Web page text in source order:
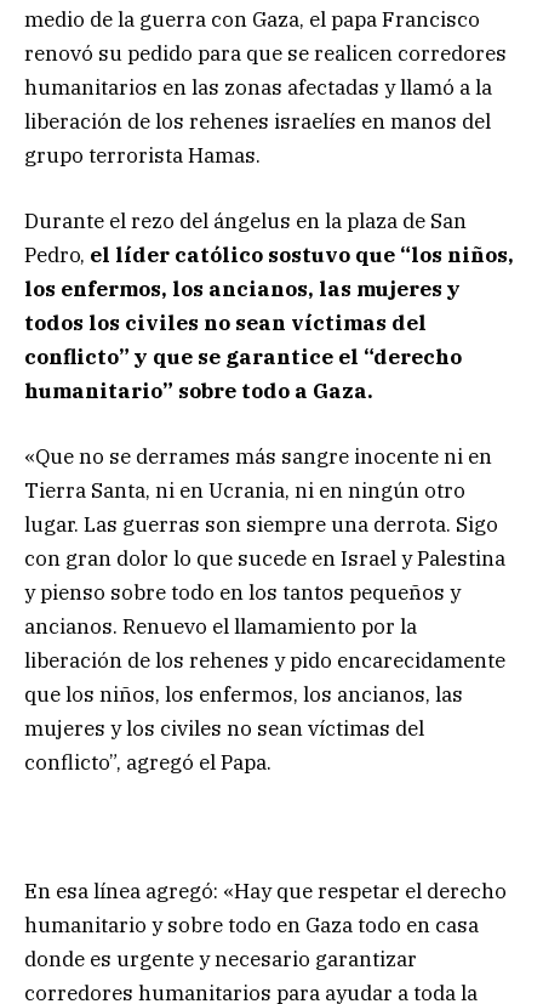
medio de la guerra con Gaza, el papa Francisco
renovó su pedido para que se realicen corredores
humanitarios en las zonas afectadas y llamó a la
liberación de los rehenes israelíes en manos del
grupo terrorista Hamas.
Durante el rezo del ángelus en la plaza de San
Pedro, el líder católico sostuvo que “los niños,
los enfermos, los ancianos, las mujeres y
todos los civiles no sean víctimas del
conflicto” y que se garantice el “derecho
humanitario” sobre todo a Gaza.
«Que no se derrames más sangre inocente ni en
Tierra Santa, ni en Ucrania, ni en ningún otro
lugar. Las guerras son siempre una derrota. Sigo
con gran dolor lo que sucede en Israel y Palestina
y pienso sobre todo en los tantos pequeños y
ancianos. Renuevo el llamamiento por la
liberación de los rehenes y pido encarecidamente
que los niños, los enfermos, los ancianos, las
mujeres y los civiles no sean víctimas del
conflicto”, agregó el Papa.
En esa línea agregó: «Hay que respetar el derecho
humanitario y sobre todo en Gaza todo en casa
donde es urgente y necesario garantizar
corredores humanitarios para ayudar a toda la